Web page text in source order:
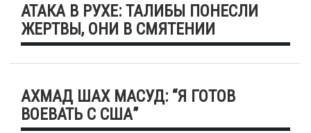
АТАКА В РУХЕ: ТАЛИБЫ ПОНЕСЛИ
ЖЕРТВЫ, ОНИ В СМЯТЕНИИ
АХМАД ШАХ МАСУД: “Я ГОТОВ
ВОЕВАТЬ С США”